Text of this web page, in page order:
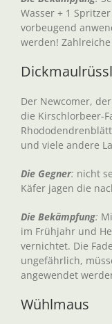
Wasser + 1
vorbeugend
werden!
Der Newcomer,
die Kirschlorbeer-
und viele andere
Die Gegner: nicht
Käfer jagen die
Die Bekämpfung:
im Frühjahr und
vernichtet. Die
ungefährlich,
angewendet
Wühlmaus